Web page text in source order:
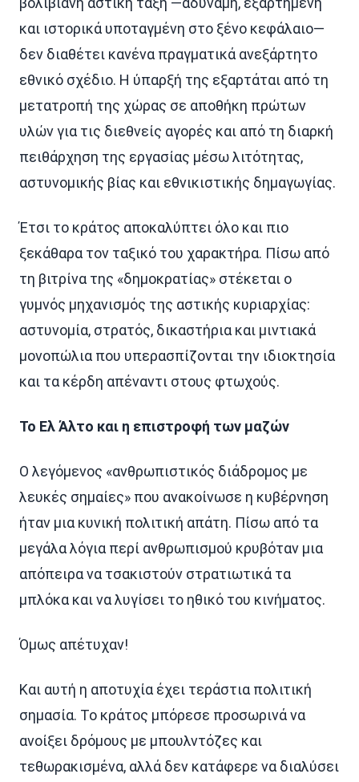
και ιστορικά υποταγμένη στο ξένο κεφάλαιο—
δεν διαθέτει κανένα πραγματικά ανεξάρτητο
εθνικό σχέδιο. Η ύπαρξή της εξαρτάται από τη
μετατροπή της χώρας σε αποθήκη πρώτων
υλών για τις διεθνείς αγορές και από τη διαρκή
πειθάρχηση της εργασίας μέσω λιτότητας,
αστυνομικής βίας και εθνικιστικής δημαγωγίας.
Έτσι το κράτος αποκαλύπτει όλο και πιο
ξεκάθαρα τον ταξικό του χαρακτήρα. Πίσω από
τη βιτρίνα της «δημοκρατίας» στέκεται ο
γυμνός μηχανισμός της αστικής κυριαρχίας:
αστυνομία, στρατός, δικαστήρια και μιντιακά
μονοπώλια που υπερασπίζονται την ιδιοκτησία
και τα κέρδη απέναντι στους φτωχούς.
Το Ελ Άλτο και η επιστροφή των μαζών
Ο λεγόμενος «ανθρωπιστικός διάδρομος με
λευκές σημαίες» που ανακοίνωσε η κυβέρνηση
ήταν μια κυνική πολιτική απάτη. Πίσω από τα
μεγάλα λόγια περί ανθρωπισμού κρυβόταν μια
απόπειρα να τσακιστούν στρατιωτικά τα
μπλόκα και να λυγίσει το ηθικό του κινήματος.
Όμως απέτυχαν!
Και αυτή η αποτυχία έχει τεράστια πολιτική
σημασία. Το κράτος μπόρεσε προσωρινά να
ανοίξει δρόμους με μπουλντόζες και
τεθωρακισμένα, αλλά δεν κατάφερε να διαλύσει